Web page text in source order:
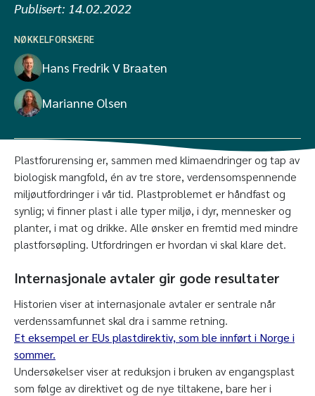
Publisert: 14.02.2022
NØKKELFORSKERE
Hans Fredrik V Braaten
Marianne Olsen
Plastforurensing er, sammen med klimaendringer og tap av
biologisk mangfold, én av tre store, verdensomspennende
miljøutfordringer i vår tid. Plastproblemet er håndfast og
synlig; vi finner plast i alle typer miljø, i dyr, mennesker og
planter, i mat og drikke. Alle ønsker en fremtid med mindre
plastforsøpling. Utfordringen er hvordan vi skal klare det.
Internasjonale avtaler gir gode resultater
Historien viser at internasjonale avtaler er sentrale når
verdenssamfunnet skal dra i samme retning.
Et eksempel er EUs plastdirektiv, som ble innført i Norge i
sommer.
Undersøkelser viser at reduksjon i bruken av engangsplast
som følge av direktivet og de nye tiltakene, bare her i